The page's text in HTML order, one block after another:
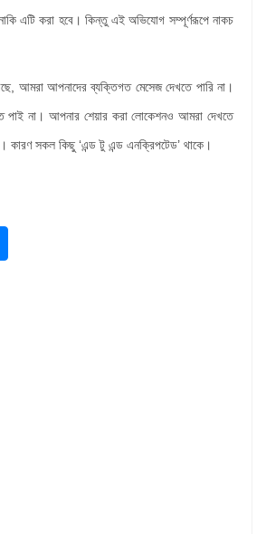
নাকি এটি করা হবে। কিন্তু এই অভিযোগ সম্পূর্ণরূপে নাকচ
আমরা আপনাদের ব্যক্তিগত মেসেজ দেখতে পারি না।
না। আপনার শেয়ার করা লোকেশনও আমরা দেখতে
কারণ সকল কিছু ‘এন্ড টু এন্ড এনক্রিপটেড’ থাকে।